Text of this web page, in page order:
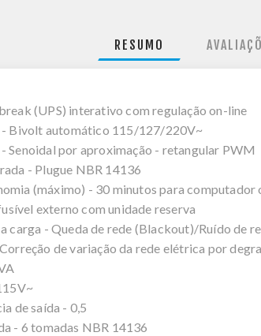
RESUMO
(UPS) interativo com regulação on-line
- Bivolt automático 115/127/220V~
Senoidal por aproximação - retangular PWM
- Plugue NBR 14136
(máximo) - 30 minutos para
externo com unidade reserva
carga - Queda de rede (Blackout)/Ruído de
de variação da rede elétrica por
de saída - 0,5
- 6 tomadas NBR 14136